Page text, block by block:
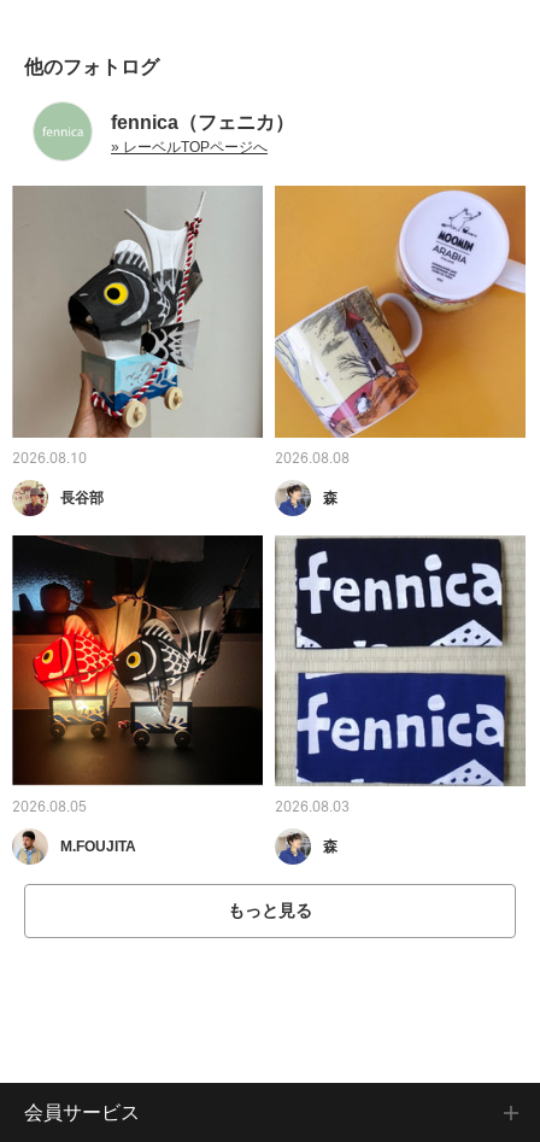
他のフォトログ
fennica（フェニカ）
» レーベルTOPページへ
2026.08.10
長谷部
2026.08.08
森
2026.08.05
M.FOUJITA
2026.08.03
森
もっと見る
会員サービス